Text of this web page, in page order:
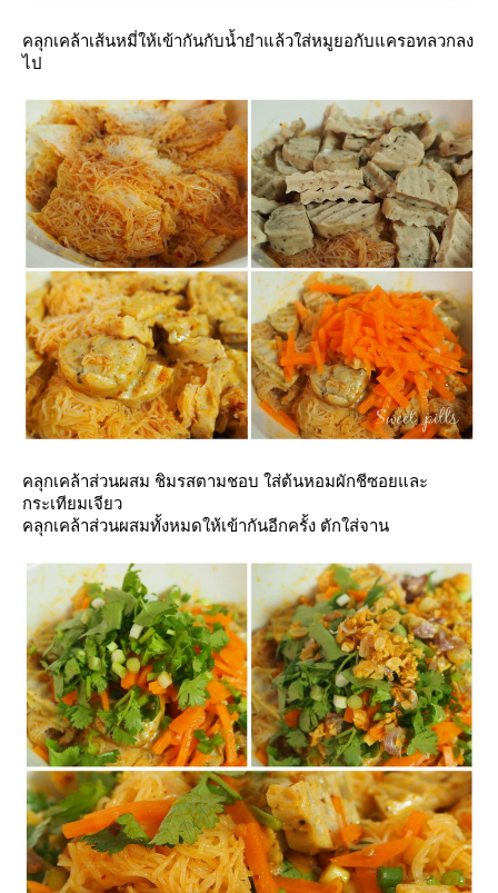
คลุกเคล้าเส้นหมี่ให้เข้ากันกับน้ำยำแล้วใส่หมูยอกับแครอทลวกลง
ไป
คลุกเคล้าส่วนผสม ชิมรสตามชอบ ใส่ต้นหอมผักชีซอยและ
กระเทียมเจียว
คลุกเคล้าส่วนผสมทั้งหมดให้เข้ากันอีกครั้ง ตักใส่จาน